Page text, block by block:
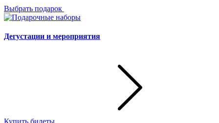
Выбрать подарок
Дегустации и мероприятия
Купить билеты